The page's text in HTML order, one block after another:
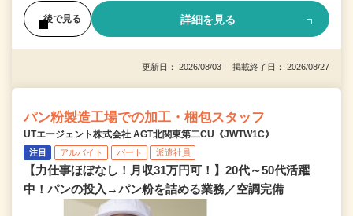
後で見る 詳細を見る
更新日： 2026/08/03 掲載終了日： 2026/08/27
パン粉製造工場での加工・梱包スタッフ
UTエージェント株式会社 AGT北関東第二CU《JWTW1C》
注目 アルバイト パート 派遣社員
【力仕事ほぼなし！月収31万円可！】20代～50代活躍
中！パンの投入→パン粉を詰める業務／空調完備